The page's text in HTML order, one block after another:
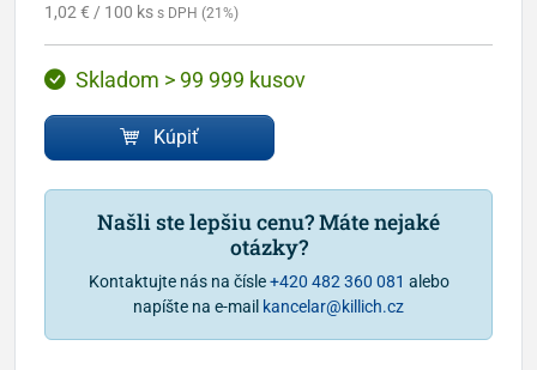
1,02 € / 100 ks s DPH (21%)
Skladom > 99 999 kusov
Kúpiť
Našli ste lepšiu cenu? Máte nejaké
otázky?
Kontaktujte nás na čísle+420 482 360 081 alebo
napíšte na e-mail kancelar@killich.cz